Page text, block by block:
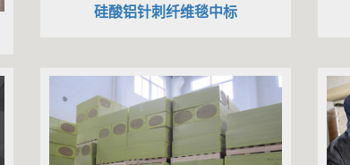
硅酸铝针刺纤维毯中标